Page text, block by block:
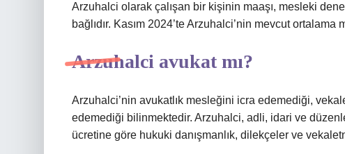
Arzuhalci olarak çalışan bir kişinin maaşı, mesleki
bağlıdır. Kasım 2024’te Arzuhalci’nin mevcut ortalama
Arzuhalci avukat mı?
Arzuhalci’nin avukatlık mesleğini icra edemediği,
edemediği bilinmektedir. Arzuhalci, adli, idari ve
ücretine göre hukuki danışmanlık, dilekçeler ve